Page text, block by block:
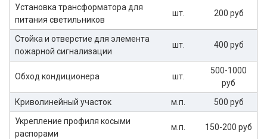
Установка трансформатора для
питания светильников
шт. 200 руб
Стойка и отверстие для элемента
пожарной сигнализации
шт. 400 руб
Обход кондиционера шт.
500-1000
руб
Криволинейный участок
м.п.
500 руб
Укрепление профиля косыми
распорами
м.п. 150-200 руб